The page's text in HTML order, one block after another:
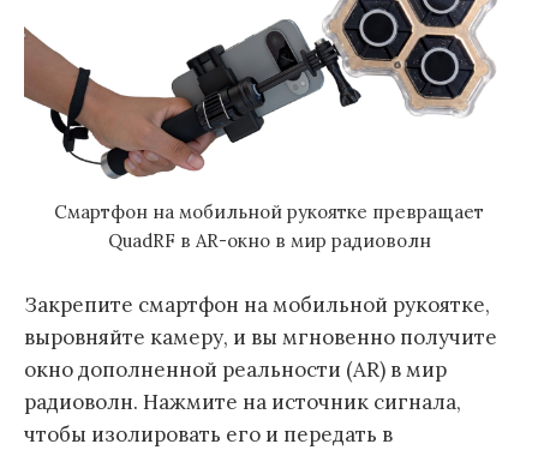
Смартфон на мобильной рукоятке превращает
QuadRF в AR-окно в мир радиоволн
Закрепите смартфон на мобильной рукоятке,
выровняйте камеру, и вы мгновенно получите
окно дополненной реальности (AR) в мир
радиоволн. Нажмите на источник сигнала,
чтобы изолировать его и передать в